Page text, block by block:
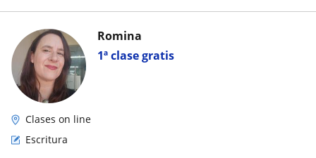
1ª clase gratis
Romina
Clases on line
Escritura